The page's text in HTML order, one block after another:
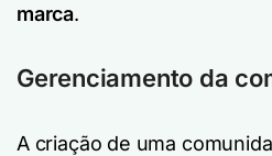
marca.
Gerenciamento da
A criação de uma